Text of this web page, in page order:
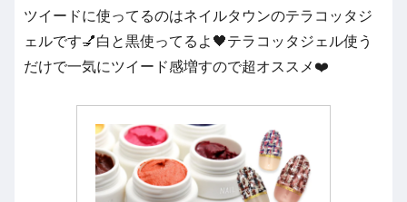
ツイードに使ってるのはネイルタウンのテラコッタジ
ェルです💅白と黒使ってるよ🖤テラコッタジェル使う
だけで一気にツイード感増すので超オススメ❤️